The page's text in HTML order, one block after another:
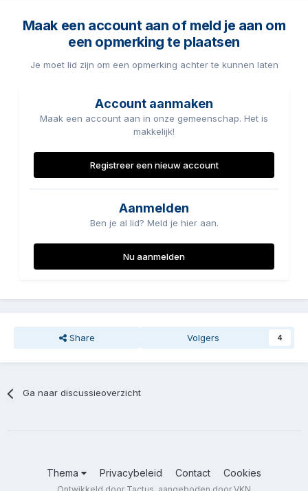
Maak een account aan of meld je aan om
een opmerking te plaatsen
Je moet lid zijn om een opmerking achter te kunnen laten
Account aanmaken
Maak een account aan in onze gemeenschap. Het is
makkelijk!
Registreer een nieuw account
Aanmelden
Ben je al lid? Meld je hier aan.
Nu aanmelden
Share Volgers 4
Ga naar discussieoverzicht
Thema Privacybeleid Contact Cookies